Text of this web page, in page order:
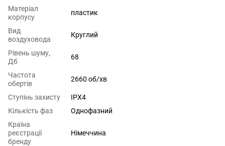
Матеріал
корпусу
пластик
Вид
воздуховода
Круглий
Рівень шуму,
Дб
68
Частота
обертів
2660 об/хв
Ступінь захисту
IPX4
Кількість фаз
Однофазний
Країна
реєстрації
бренду
Німеччина